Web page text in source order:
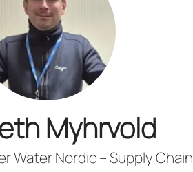
Myhrvold
Water Nordic – Supply Chain